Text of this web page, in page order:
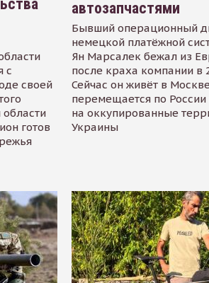
с
своей
готов
автозапчастями
Бывший операционный
немецкой платёжной
Ян Марсалек бежал из
после краха компании в
Сейчас он живёт в
перемещается по
на оккупированные
Украины